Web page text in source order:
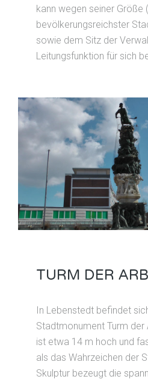
kann wegen seiner Größe
bevölkerungsreichster
sowie dem Sitz der
Leitungsfunktion für sich
TURM DER
In Lebenstedt befindet
Stadtmonument Turm der
ist etwa 14 m hoch und
als das Wahrzeichen der
Skulptur bezeugt die